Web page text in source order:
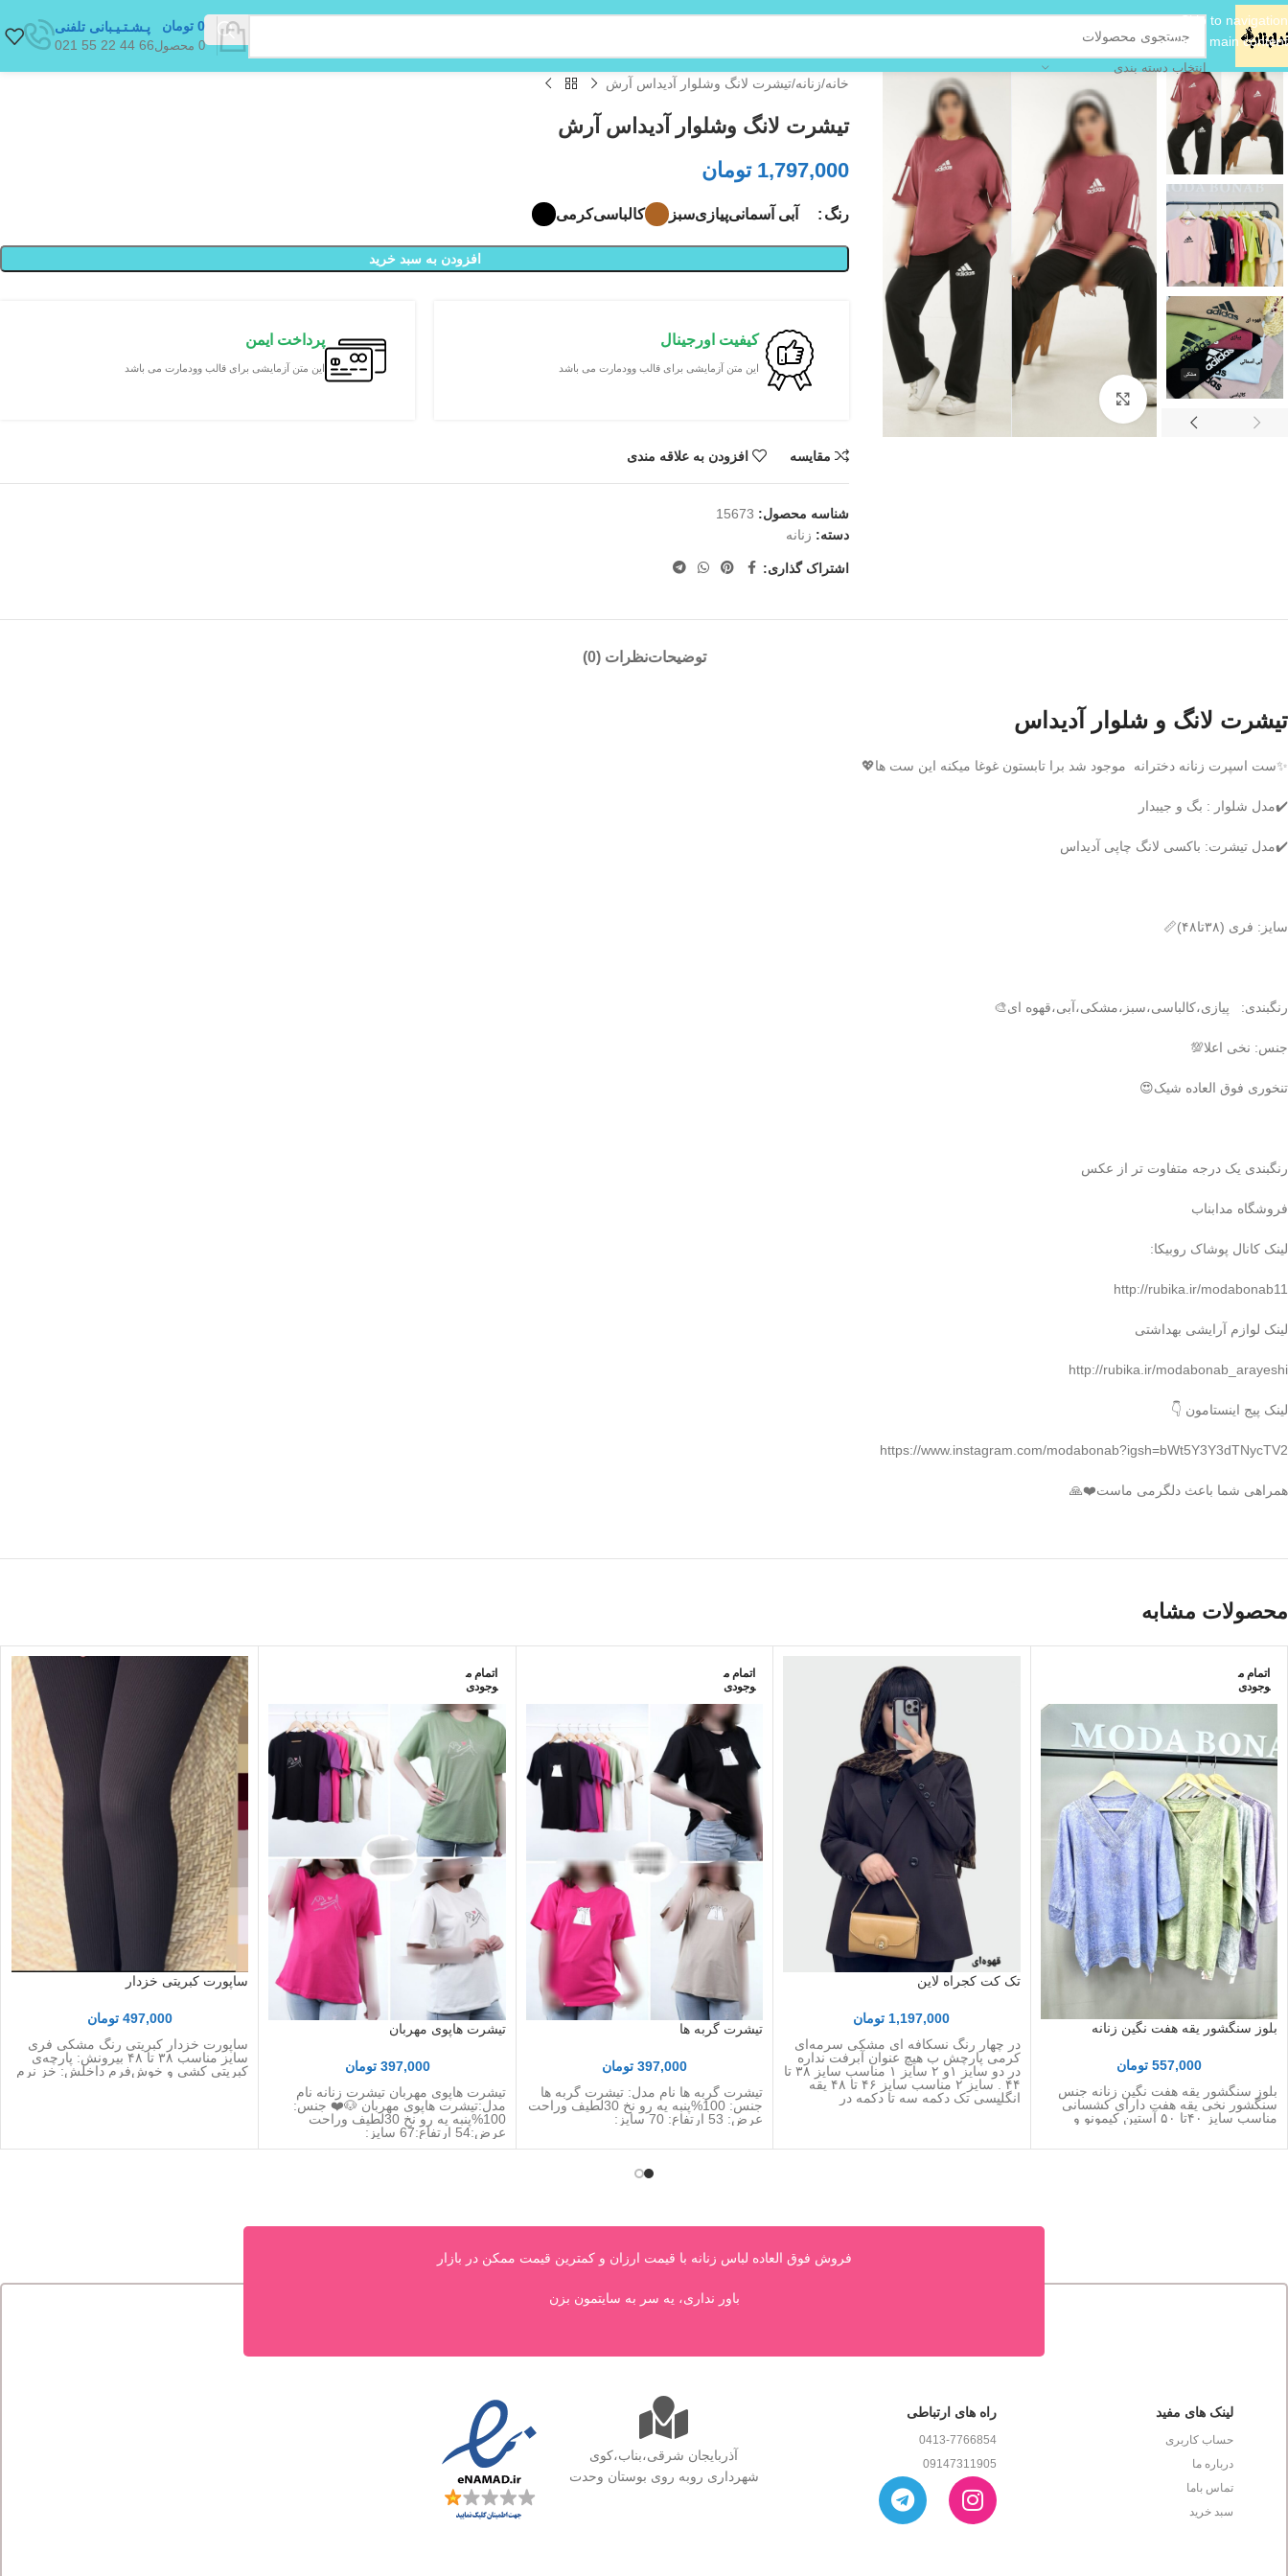
Skip to navigation
Skip to main content
انتخاب دسته بندی
0 محصول
0 تومان
پـشـتـیـبانی تلفنی
66 44 22 55 021
بزرگنمایی تصویر
خانه زنانه تیشرت لانگ وشلوار آدیداس آرش
تیشرت لانگ وشلوار آدیداس آرش
1,797,000 تومان
رنگ آبی آسمانیپیازیسبز کالباسیکرمی
افزودن به سبد خرید
کیفیت اورجینال
این متن آزمایشی برای قالب وودمارت می باشد
پرداخت ایمن
این متن آزمایشی برای قالب وودمارت می باشد
مقایسه افزودن به علاقه مندی
شناسه محصول: 15673
دسته: زنانه
اشتراک گذاری:
توضیحاتنظرات (0)
تیشرت لانگ و شلوار آدیداس
✨ست اسپرت زنانه دخترانه موجود شد برا تابستون غوغا میکنه این ست ها💖
✔️مدل شلوار : بگ و جیبدار
✔️مدل تیشرت: باکسی لانگ چاپی آدیداس
سایز: فری (۳۸تا۴۸)📏
رنگبندی: پیازی،کالباسی،سبز،مشکی،آبی،قهوه ای🎨
جنس: نخی اعلا💯
تنخوری فوق العاده شیک😍
رنگبندی یک درجه متفاوت تر از عکس
فروشگاه مدابناب
لینک کانال پوشاک روبیکا:
http://rubika.ir/modabonab11
لینک لوازم آرایشی بهداشتی
http://rubika.ir/modabonab_arayeshi
لینک پیج اینستامون 👇
https://www.instagram.com/modabonab?igsh=bWt5Y3Y3dTNycTV2
همراهی شما باعث دلگرمی ماست❤️🙏
محصولات مشابه
اتمام م
وجودی
بلوز سنگشور یقه هفت نگین زنانه
557,000 تومان
بلوز سنگشور یقه هفت نگین زنانه جنس
سنگشور نخی یقه هفت دارای کشسانی
مناسب سایز ۴۰تا ۵۰ آستین کیمونو و
تک کت کجراه لاین
1,197,000 تومان
در چهار رنگ نسکافه ای مشکی سرمه‌ای
کرمی پارچش ب هیچ عنوان آبرفت نداره
در دو سایز ۱و ۲ سایز ۱ مناسب سایز ۳۸ تا
۴۴ . سایز ۲ مناسب سایز ۴۶ تا ۴۸ یقه
انگلیسی تک دکمه سه تا دکمه در
اتمام م
وجودی
تیشرت گربه ها
397,000 تومان
تیشرت گربه ها نام مدل: تیشرت گربه ها
جنس: 100%پنبه یه رو نخ 30لطیف وراحت
عرض: 53 ارتفاع: 70 سایز:
اتمام م
وجودی
تیشرت هاپوی مهربان
397,000 تومان
تیشرت هاپوی مهربان تیشرت زنانه نام
مدل:تیشرت هاپوی مهربان 🐶❤️ جنس:
100%پنبه یه رو نخ 30لطیف وراحت
عرض:54 ارتفاع:67 سایز:
ساپورت کبریتی خزدار
497,000 تومان
ساپورت خزدار کبریتی رنگ مشکی فری
سایز مناسب ۳۸ تا ۴۸ بیرونش: پارچه‌ی
کبریتی کشی و خوش‌فرم داخلش: خز نرم
فروش فوق العاده لباس زنانه با قیمت ارزان و کمترین قیمت ممکن در بازار
باور نداری، یه سر به سایتمون بزن
لینک های مفید
حساب کاربری
درباره ما
تماس باما
سبد خرید
راه های ارتباطی
0413-7766854
09147311905
آذربایجان شرقی،بناب،کوی
شهرداری روبه روی بوستان وحدت